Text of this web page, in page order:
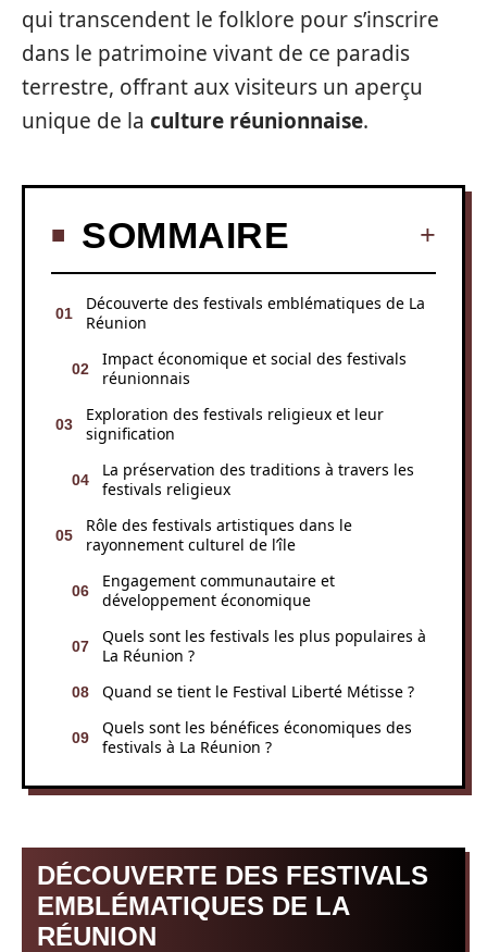
qui transcendent le folklore pour s’inscrire
dans le patrimoine vivant de ce paradis
terrestre, offrant aux visiteurs un aperçu
unique de la culture réunionnaise.
SOMMAIRE
Découverte des festivals emblématiques de La
Réunion
Impact économique et social des festivals
réunionnais
Exploration des festivals religieux et leur
signification
La préservation des traditions à travers les
festivals religieux
Rôle des festivals artistiques dans le
rayonnement culturel de l’île
Engagement communautaire et
développement économique
Quels sont les festivals les plus populaires à
La Réunion ?
Quand se tient le Festival Liberté Métisse ?
Quels sont les bénéfices économiques des
festivals à La Réunion ?
DÉCOUVERTE DES FESTIVALS
EMBLÉMATIQUES DE LA
RÉUNION